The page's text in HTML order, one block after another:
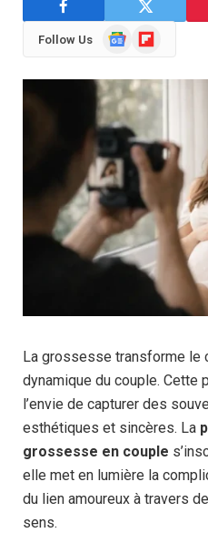
Follow Us
GoogleFlipboard
La grossesse transforme le
dynamique du couple. Cette
l’envie de capturer des
esthétiques et sincères. La
grossesse en couple
elle met en lumière la
du lien amoureux à travers
sens.